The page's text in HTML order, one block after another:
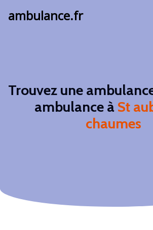
ambulance.fr
Trouvez une
ambulance à St
chaumes